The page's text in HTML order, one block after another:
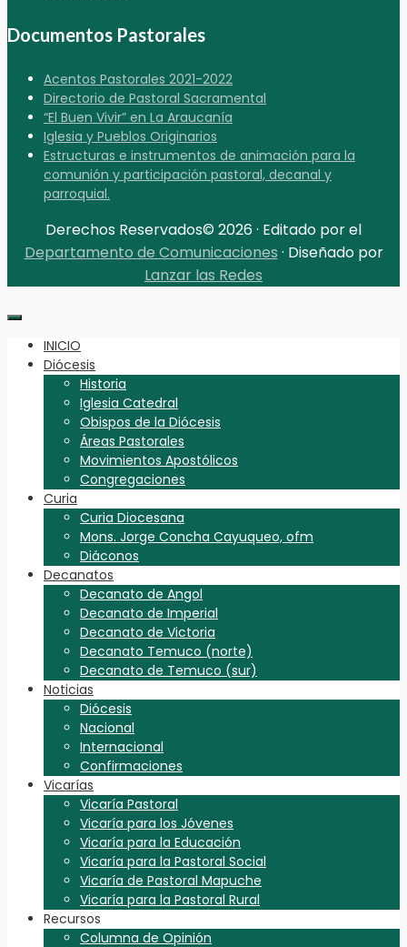
Documentos Pastorales
Acentos Pastorales 2021-2022
Directorio de Pastoral Sacramental
“El Buen Vivir” en La Araucanía
Iglesia y Pueblos Originarios
Estructuras e instrumentos de animación para la
comunión y participación pastoral, decanal y
parroquial.
Derechos Reservados© 2026 · Editado por el
Departamento de Comunicaciones · Diseñado por
Lanzar las Redes
INICIO
Diócesis
Historia
Iglesia Catedral
Obispos de la Diócesis
Áreas Pastorales
Movimientos Apostólicos
Congregaciones
Curia
Curia Diocesana
Mons. Jorge Concha Cayuqueo, ofm
Diáconos
Decanatos
Decanato de Angol
Decanato de Imperial
Decanato de Victoria
Decanato Temuco (norte)
Decanato de Temuco (sur)
Noticias
Diócesis
Nacional
Internacional
Confirmaciones
Vicarías
Vicaría Pastoral
Vicaría para los Jóvenes
Vicaría para la Educación
Vicaría para la Pastoral Social
Vicaría de Pastoral Mapuche
Vicaría para la Pastoral Rural
Recursos
Columna de Opinión